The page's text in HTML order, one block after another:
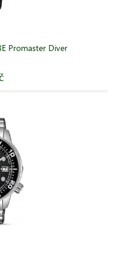
Promaster Diver